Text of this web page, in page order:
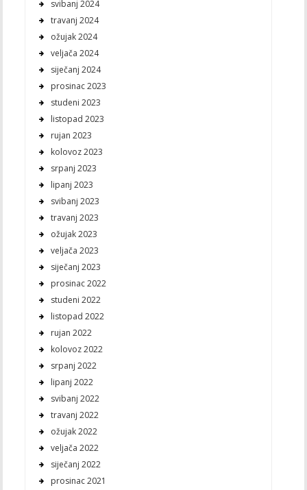
svibanj 2024
travanj 2024
ožujak 2024
veljača 2024
siječanj 2024
prosinac 2023
studeni 2023
listopad 2023
rujan 2023
kolovoz 2023
srpanj 2023
lipanj 2023
svibanj 2023
travanj 2023
ožujak 2023
veljača 2023
siječanj 2023
prosinac 2022
studeni 2022
listopad 2022
rujan 2022
kolovoz 2022
srpanj 2022
lipanj 2022
svibanj 2022
travanj 2022
ožujak 2022
veljača 2022
siječanj 2022
prosinac 2021